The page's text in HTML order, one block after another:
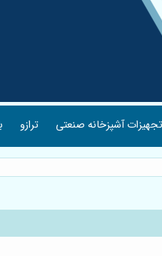
تجهیزات آشپزخانه صنعتی ترازو